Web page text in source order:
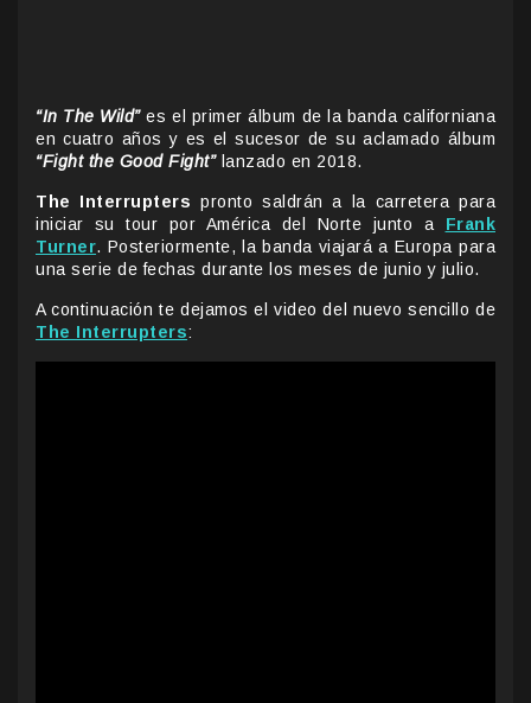
“In The Wild”es el primer álbum de la banda californiana
en cuatro años y es el sucesor de su aclamado álbum
“Fight the Good Fight”lanzado en 2018.
The Interrupters pronto saldrán a la carretera para
iniciar su tour por América del Norte junto a Frank
Turner. Posteriormente, la banda viajará a Europa para
una serie de fechas durante los meses de junio y julio.
A continuación te dejamos el video del nuevo sencillo de
The Interrupters: